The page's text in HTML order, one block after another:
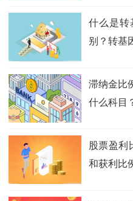
什么是转
别？转基
滞纳金比
什么科目
股票盈利
和获利比